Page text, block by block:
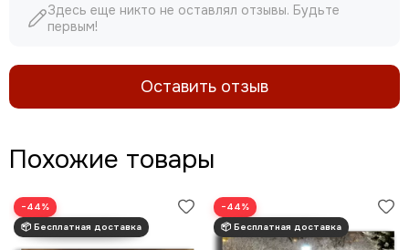
Здесь еще никто не оставлял отзывы. Будьте
первым!
Оставить отзыв
Похожие товары
−44% −44%